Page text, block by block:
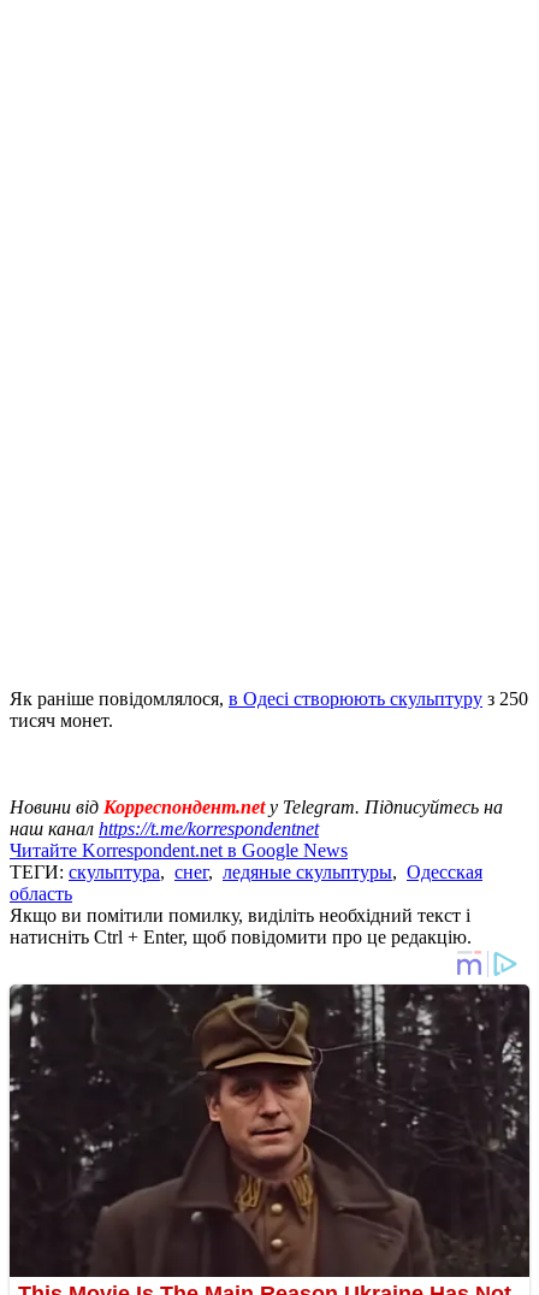
Як раніше повідомлялося, в Одесі створюють скульптуру з 250
тисяч монет.
Новини від Корреспондент.netу Telegram. Підписуйтесь на
наш канал https://t.me/korrespondentnet
Читайте Korrespondent.net в Google News
ТЕГИ: скульптура, снег, ледяные скульптуры, Одесская
область
Якщо ви помітили помилку, виділіть необхідний текст і
натисніть Ctrl + Enter, щоб повідомити про це редакцію.